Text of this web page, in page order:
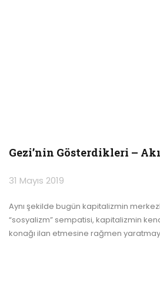
Gezi’nin Gösterdikleri –
31 Mayıs 2019
Aynı şekilde bugün kapitalizmin
“sosyalizm” sempatisi, kapitalizmin
konağı ilan etmesine rağmen